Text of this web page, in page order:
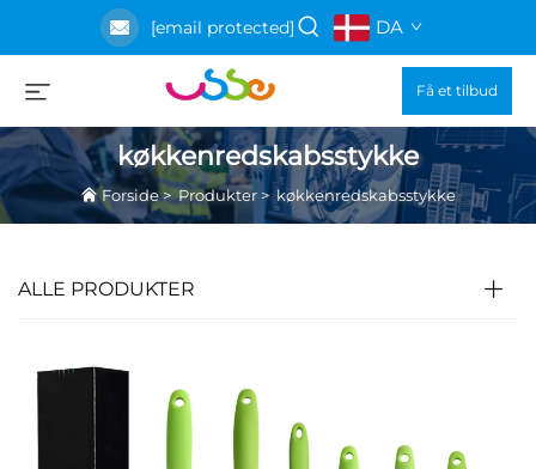
[email protected] DA
Få et tilbud
køkkenredskabsstykke
Forside>Produkter > køkkenredskabsstykke
ALLE PRODUKTER